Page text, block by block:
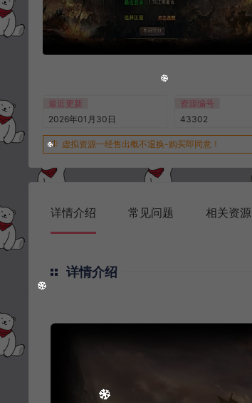
最近更新
2026年01月30日
资源编号
43302
虚拟资源一经售出概不退换-购买即同意！
详情介绍 常见问题 相关资源
详情介绍